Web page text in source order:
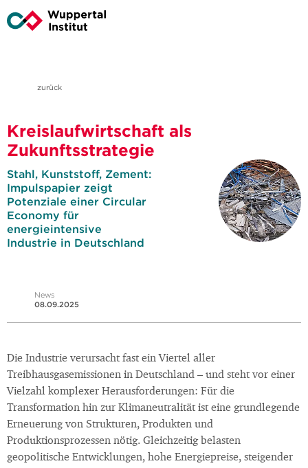
zurück
Kreislaufwirtschaft als
Zukunftsstrategie
Stahl, Kunststoff, Zement:
Impulspapier zeigt
Potenziale einer Circular
Economy für
energieintensive
Industrie in Deutschland
News
08.09.2025
Die Industrie verursacht fast ein Viertel aller
Treibhausgasemissionen in Deutschland – und steht vor einer
Vielzahl komplexer Herausforderungen: Für die
Transformation hin zur Klimaneutralität ist eine grundlegende
Erneuerung von Strukturen, Produkten und
Produktionsprozessen nötig. Gleichzeitig belasten
geopolitische Entwicklungen, hohe Energiepreise, steigender